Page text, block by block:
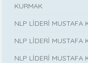
KURMAK
NLP LİDERİ MUSTAFA
NLP LİDERİ MUSTAFA
NLP LİDERİ MUSTAFA